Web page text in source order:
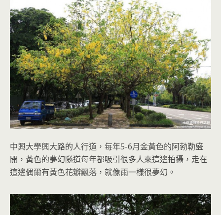
中興大學興大路的人行道，每年5-6月金黃色的阿勃勒盛
開，黃色的夢幻隧道每年都吸引很多人來這邊拍攝，走在
這邊偶爾有黃色花瓣飄落，就像雨一樣很夢幻。